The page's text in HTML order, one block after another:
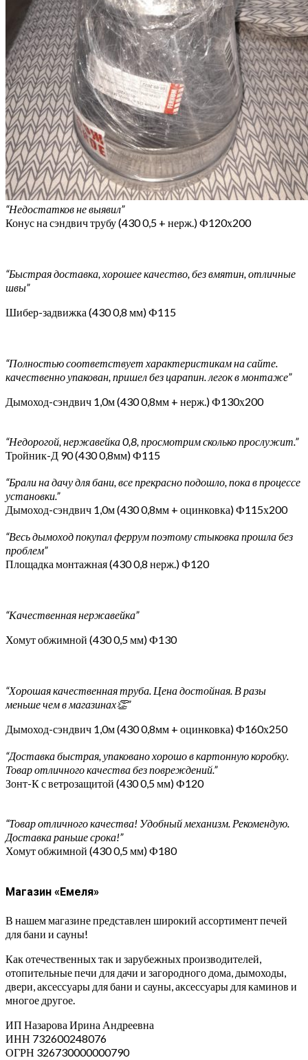
“Недостатков не выявил”
Конус на сэндвич трубу (430 0,5 + нерж.) Ф120х200
“Быстрая доставка, хорошее качество, без вмятин, отличные
швы”
Шибер-задвижка (430 0,8 мм) Ф115
“Полностью соответствует характеристикам на сайте.
качественно упакован, пришел без царапин. легок в монтаже”
Дымоход-сэндвич 1,0м (430 0,8мм + нерж.) Ф130х200
“Недорогой, нержавейка 0,8, просмотрим сколько прослужит.”
Тройник-Д 90 (430 0,8мм) Ф115
“Брали на дачу для бани, все прекрасно подошло, пока в процессе
установки.”
Дымоход-сэндвич 1,0м (430 0,8мм + оцинковка) Ф115х200
“Весь дымоход покупал феррум поэтому стыковка прошла без
проблем”
Площадка монтажная (430 0,8 нерж.) Ф120
“Качественная нержавейка”
Хомут обжимной (430 0,5 мм) Ф130
“Хорошая качественная труба. Цена достойная. В разы
меньше чем в магазинах👏”
Дымоход-сэндвич 1,0м (430 0,8мм + оцинковка) Ф160х250
“Доставка быстрая, упаковано хорошо в картонную коробку.
Товар отличного качества без повреждений.”
Зонт-К с ветрозащитой (430 0,5 мм) Ф120
“Товар отличного качества! Удобный механизм. Рекомендую.
Доставка раньше срока!”
Хомут обжимной (430 0,5 мм) Ф180
Магазин «Емеля»
В нашем магазине представлен широкий ассортимент печей
для бани и сауны!
Как отечественных так и зарубежных производителей,
отопительные печи для дачи и загородного дома, дымоходы,
двери, аксессуары для бани и сауны, аксессуары для каминов и
многое другое.
ИП Назарова Ирина Андреевна⁠
ИНН 732600248076
ОГРН 326730000000790